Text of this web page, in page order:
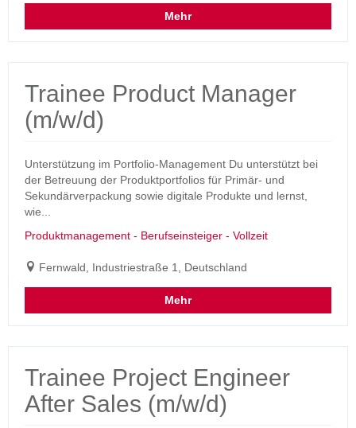
Mehr
Trainee Product Manager
(m/w/d)
Unterstützung im Portfolio-Management Du unterstützt bei
der Betreuung der Produktportfolios für Primär- und
Sekundärverpackung sowie digitale Produkte und lernst,
wie...
Produktmanagement - Berufseinsteiger - Vollzeit
Fernwald, Industriestraße 1, Deutschland
Mehr
Trainee Project Engineer
After Sales (m/w/d)